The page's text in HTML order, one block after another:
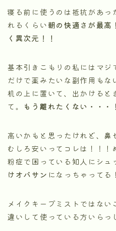
寝る前に使うのは抵抗があっ
れるくらい朝の快適さが最高
く異次元！！
基本引きこもりの私にはマジ
だけで薬みたいな副作用も
机の上に置いて、出かけると
て。
もう離れたくない・・・
高いかもと思ったけれど、鼻
むしろ安いってコレは！！！
粉症で困っている知人にシュ
けオバサン になっちゃってる
メイクキープミストではな
違いして使っている方いらっ